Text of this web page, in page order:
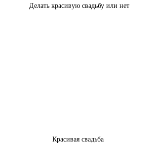
Делать красивую свадьбу или нет
Красивая свадьба